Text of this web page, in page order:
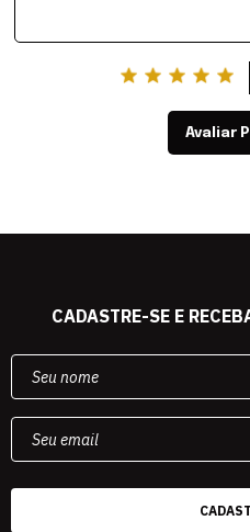
Avaliar
CADASTRE-SE E